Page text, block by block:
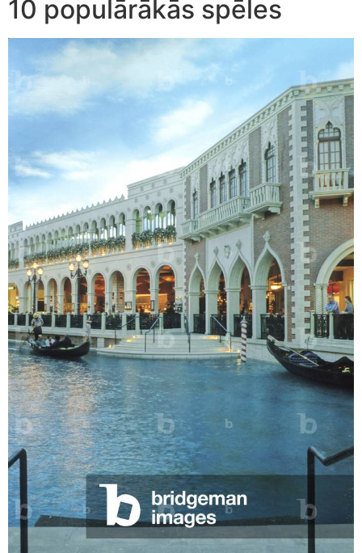
10 populārākās spēles